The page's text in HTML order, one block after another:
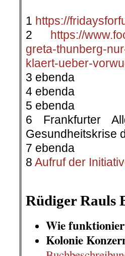
1 https://
2 https://
greta-thunberg-
klaert-ueber-
3 ebenda
4 ebenda
5 ebenda
6 Frankfurter
Gesundheitskrise
7 ebenda
8 Aufruf der
Rüdiger Rauls
Wie
Kolonie